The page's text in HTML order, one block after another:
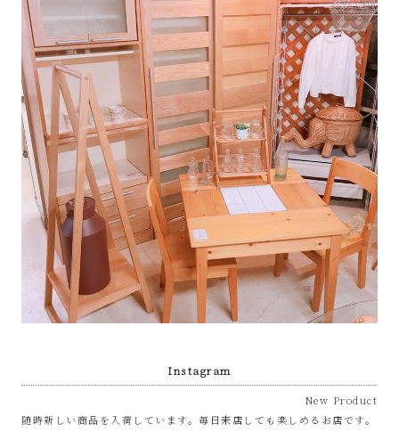
Instagram
New Product
随時新しい商品を入荷しています。毎日来店しても楽しめるお店です。